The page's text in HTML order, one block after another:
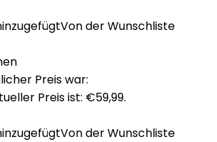
Von der Wunschliste
Preis war:
Preis ist: €59,99.
Von der Wunschliste